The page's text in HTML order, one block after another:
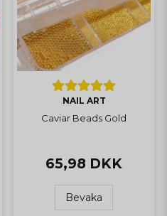
NAIL ART
Caviar Beads Gold
65,98 DKK
Bevaka